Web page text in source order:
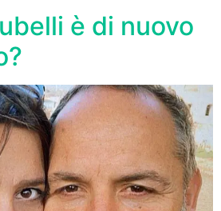
è di nuovo